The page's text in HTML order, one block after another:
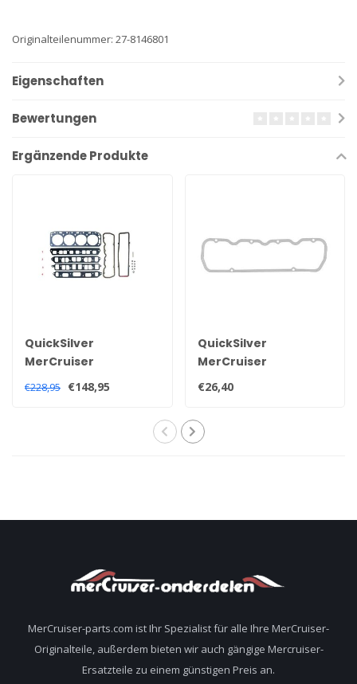
Originalteilenummer: 27-8146801
Eigenschaften
Bewertungen
Ergänzende Produkte
QuickSilver
MerCruiser
Kopfdichtungssatz
für 2,5 und 3,0 Liter
€228,95 €148,95
QuickSilver
MerCruiser
Ventildeckeldichtung
für 2,5 und 3,0 Liter
€26,40
MerCruiser-parts.com ist Ihr Spezialist für alle Ihre MerCruiser-
Originalteile, außerdem bieten wir auch gängige Mercruiser-
Ersatzteile zu einem günstigen Preis an.